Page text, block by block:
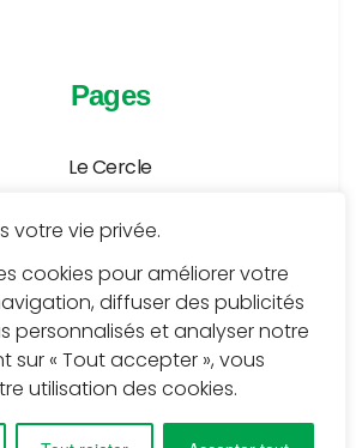
votre vie privée.
cookies pour améliorer votre
diffuser des publicités
personnalisés et analyser notre
sur « Tout accepter », vous
utilisation des cookies.
Pages
Le Cercle
Publications
Médiathèque
Services
Contact